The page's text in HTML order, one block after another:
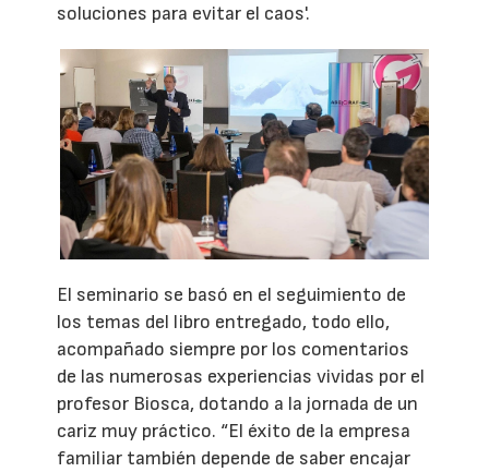
soluciones para evitar el caos'.
El seminario se basó en el seguimiento de
los temas del libro entregado, todo ello,
acompañado siempre por los comentarios
de las numerosas experiencias vividas por el
profesor Biosca, dotando a la jornada de un
cariz muy práctico. “El éxito de la empresa
familiar también depende de saber encajar